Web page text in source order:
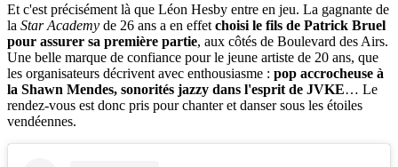
Et c'est précisément là que Léon Hesby entre en jeu. La gagnante de
la Star Academy de 26 ans a en effet choisi le fils de Patrick Bruel
pour assurer sa première partie, aux côtés de Boulevard des Airs.
Une belle marque de confiance pour le jeune artiste de 20 ans, que
les organisateurs décrivent avec enthousiasme : pop accrocheuse à
la Shawn Mendes, sonorités jazzy dans l'esprit de JVKE… Le
rendez-vous est donc pris pour chanter et danser sous les étoiles
vendéennes.